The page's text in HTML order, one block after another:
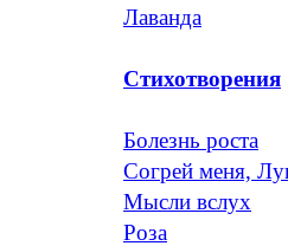
Лаванда
Стихотворения
Болезнь роста
Согрей меня,
Мысли вслух
Роза